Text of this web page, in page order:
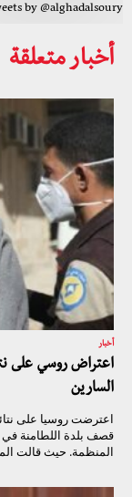
by @alghadalsoury
أخبار متعلقة
أخبار
اعتراض روسي على
السارين
اعترضت روسيا على
قصف بلدة اللطامنة في
المنظمة. حيث قالت